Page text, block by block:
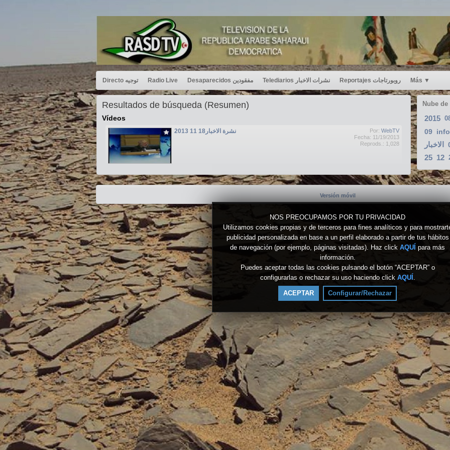
NOS PREOCUPAMOS POR TU PRIVACIDAD
Utilizamos cookies propias y de terceros para fines analíticos y para
publicidad personalizada en base a un perfil elaborado a partir de tus hábitos
de navegación (por ejemplo, páginas visitadas). Haz click AQUÍ para más
información.
Puedes aceptar todas las cookies pulsando el botón “ACEPTAR” o
configurarlas o rechazar su uso haciendo click AQUÍ .
ACEPTAR Configurar/Rechazar
Directo توجيه Radio Live Desaparecidos مفقودين Telediarios نشرات الاخبار Reportajes روبورتاجات Más ▼
Nube de
2015
09
الاخبار
25 12
Resultados de búsqueda (Resumen)
Vídeos
Por: WebTV
Fecha: 11/19/2013
Reprods.: 1,028
نشرة الاخبار18 11 2013
Versión móvil